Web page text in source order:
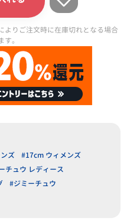
よりご注文時に在庫切れとなる場合
す。
ズ
#17cm ウィメンズ
チュウ レディース
#ジミーチュウ